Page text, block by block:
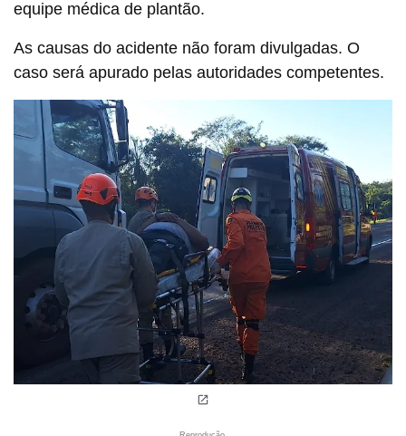
equipe médica de plantão.
As causas do acidente não foram divulgadas. O
caso será apurado pelas autoridades competentes.